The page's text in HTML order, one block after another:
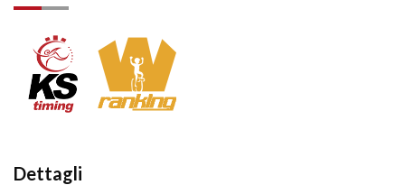
Dettagli